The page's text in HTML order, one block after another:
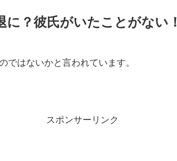
？彼氏がいたことがない！
ではないかと言われています。
スポンサーリンク